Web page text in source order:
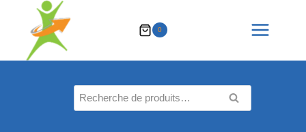
contenu
0
Recherche
pour :
RECHERCHE